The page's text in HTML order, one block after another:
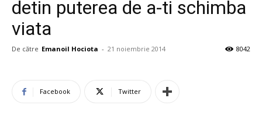
detin puterea de a-ti schimba
viata
De către Emanoil Hociota - 21 noiembrie 2014 8042
Facebook Twitter